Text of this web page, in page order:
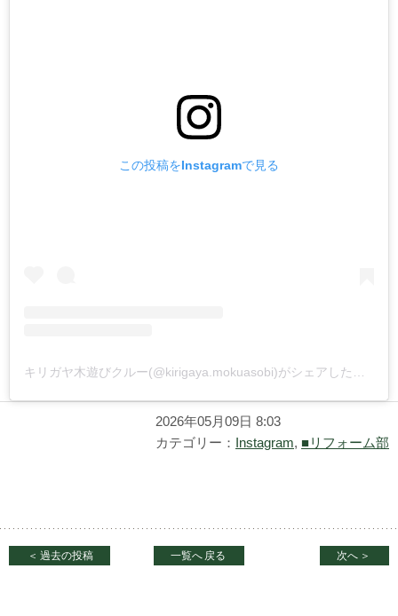
この投稿をInstagramで見る
2026年05月09日 8:03
カテゴリー： Instagram, ■リフォーム部
＜ 過去の投稿 一覧へ 戻る 次へ ＞